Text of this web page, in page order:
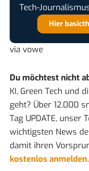
Tech-
Hier
via vowe
Du möchtest nicht
KI, Green Tech und
geht? Über 12.000
Tag UPDATE, unser
wichtigsten News
damit ihren
kostenlos anmelden.